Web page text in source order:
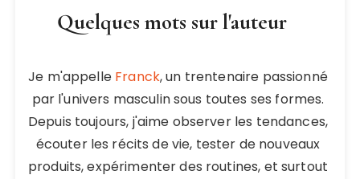
Quelques mots sur l'auteur
Je m'appelle Franck, un trentenaire passionné
par l'univers masculin sous toutes ses formes.
Depuis toujours, j'aime observer les tendances,
écouter les récits de vie, tester de nouveaux
produits, expérimenter des routines, et surtout